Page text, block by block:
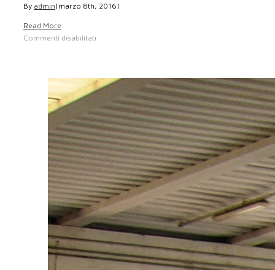
By admin | marzo 8th, 2016 |
Read More
Commenti disabilitati